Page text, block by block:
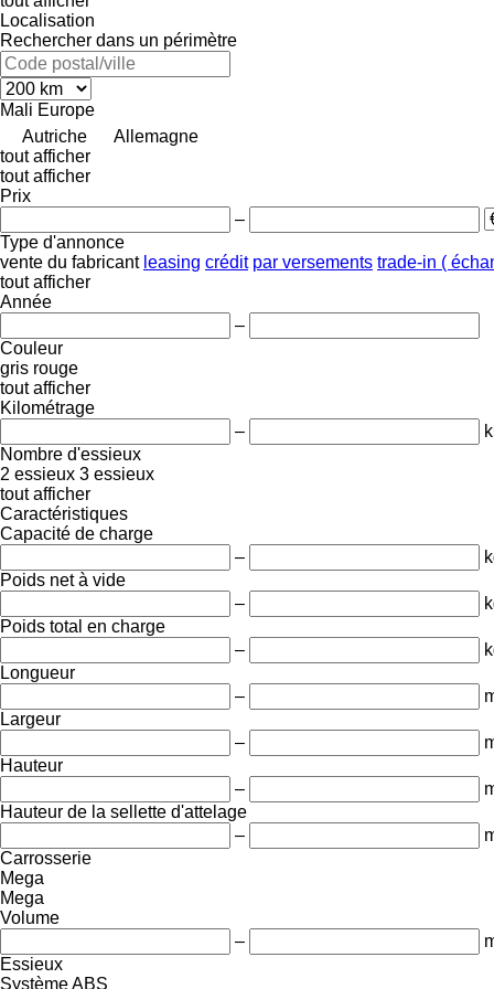
Localisation
Rechercher dans un périmètre
Mali Europe
Autriche
Allemagne
tout afficher
tout afficher
Prix
–
Type d'annonce
vente du fabricant leasing crédit par versements trade-in (
tout afficher
Année
–
Couleur
gris rouge
tout afficher
Kilométrage
–
Nombre d'essieux
2 essieux 3 essieux
tout afficher
Caractéristiques
Capacité de charge
–
Poids net à vide
–
Poids total en charge
–
Longueur
–
Largeur
–
Hauteur
–
Hauteur de la sellette d'attelage
–
Carrosserie
Mega
Mega
Volume
–
Essieux
Système ABS